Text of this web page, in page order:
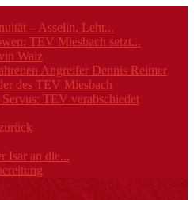
– Asselin, Lehr...
TEV Miesbach setzt...
Walz
Angreifer Dennis Reimer
des TEV Miesbach
TEV verabschiedet
Isar an die...